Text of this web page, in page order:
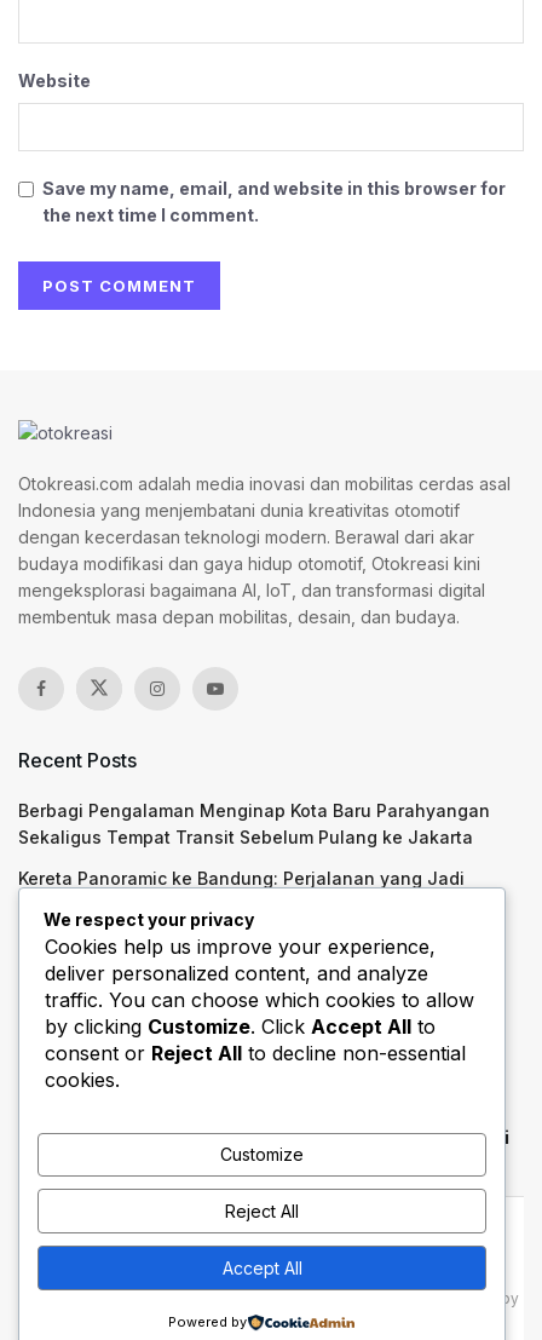
Website
Save my name, email, and website in this browser for
the next time I comment.
Otokreasi.com adalah media inovasi dan mobilitas cerdas asal
Indonesia yang menjembatani dunia kreativitas otomotif
dengan kecerdasan teknologi modern. Berawal dari akar
budaya modifikasi dan gaya hidup otomotif, Otokreasi kini
mengeksplorasi bagaimana AI, IoT, dan transformasi digital
membentuk masa depan mobilitas, desain, dan budaya.
Recent Posts
Berbagi Pengalaman Menginap Kota Baru Parahyangan
Sekaligus Tempat Transit Sebelum Pulang ke Jakarta
Kereta Panoramic ke Bandung: Perjalanan yang Jadi
36 Menit Padalarang–Halim: Kereta Cepat dan Perasaan
Jarak yang Berubah
Categories
Cerita Berita
Generative AI
Telekomunikasi
Cerita Berita Garasi Algoritma Contact Us
- Indonesia’s smart mobility and innovation media by
We respect your privacy
Cookies help us improve your experience,
deliver personalized content, and analyze
traffic. You can choose which cookies to allow
by clicking Customize. Click Accept All to
consent or Reject All to decline non-essential
cookies.
Customize
Reject All
Accept All
Powered by